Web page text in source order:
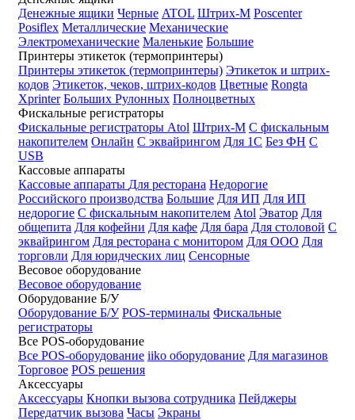
Денежные ящики Черные ATOL Штрих-М Poscenter
Posiflex Металлические Механические
Электромеханические Маленькие Большие
Принтеры этикеток (термопринтеры)
Принтеры этикеток (термопринтеры) Этикеток и штрих-
кодов Этикеток, чеков, штрих-кодов Цветные Rongta
Xprinter Больших Рулонных Полноцветных
Фискальные регистраторы
Фискальные регистраторы Atol Штрих-М С фискальным
накопителем Онлайн С эквайрингом Для 1С Без ФН С
USB
Кассовые аппараты
Кассовые аппараты Для ресторана Недорогие
Российского производства Большие Для ИП Для ИП
недорогие С фискальным накопителем Atol Эватор Для
общепита Для кофейни Для кафе Для бара Для столовой С
эквайрингом Для ресторана с монитором Для ООО Для
торговли Для юридческих лиц Сенсорные
Весовое оборудование
Весовое оборудование
Оборудование Б/У
Оборудование Б/У POS-терминалы Фискальные
регистраторы
Все POS-оборудование
Все POS-оборудование iiko оборудование Для магазинов
Торговое POS решения
Аксессуары
Аксессуары Кнопки вызова сотрудника Пейджеры
Передатчик вызова Часы Экраны